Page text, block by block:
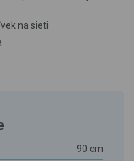
na sieti
90 cm